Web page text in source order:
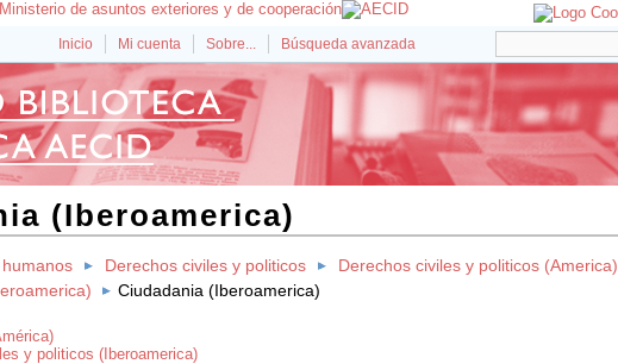
Inicio Mi cuenta Sobre... Búsqueda avanzada
(Iberoamerica)
Derechos civiles y politicos Derechos civiles y politicos (America)
Ciudadania (Iberoamerica)
y politicos (Iberoamerica)